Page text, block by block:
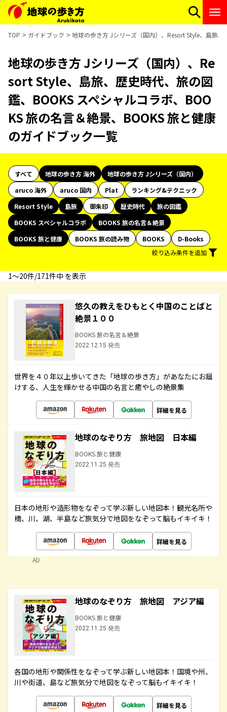
TOP ガイドブック 地球の歩き方 Jシリーズ（国内）、Resort Style、島旅
地球の歩き方 Jシリーズ（国内）、Re
sort Style、島旅、歴史時代、旅の図
鑑、BOOKS スペシャルコラボ、BOO
KS 旅の名言＆絶景、BOOKS 旅と健康
のガイドブック一覧
すべて 地球の歩き方 海外
地球の歩き方 Jシリーズ（国内）
aruco 海外
aruco 国内 Plat
ランキング&テクニック
Resort Style
島旅 御朱印 歴史時代
旅の図鑑
BOOKS スペシャルコラボ
BOOKS 旅の名言＆絶景
BOOKS 旅と健康
BOOKS 旅の読み物 BOOKS
D-Books
絞り込み条件を追加
1〜20件/171件中 を表示
悠久の教えをひもとく中国のことばと
絶景１００
BOOKS 旅の名言＆絶景
2022.12.15 発売
世界を４０年以上歩いてきた「地球の歩き方」があなたにお届
けする、人生を輝かせる中国の名言と癒やしの絶景集
詳細を見る
地球のなぞり方 旅地図 日本編
BOOKS 旅と健康
2022.11.25 発売
日本の地形や造形物をなぞって学ぶ新しい地図本！観光名所や
橋、川、湖、半島など旅気分で地図をなぞって脳もイキイキ！
詳細を見る
AD
地球のなぞり方 旅地図 アジア編
BOOKS 旅と健康
2022.11.25 発売
各国の地形や関係性をなぞって学ぶ新しい地図本！国境や州、
川や街道、島など旅気分で地図をなぞって脳もイキイキ！
詳細を見る